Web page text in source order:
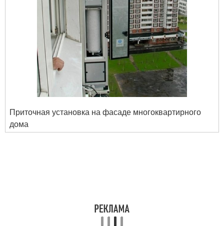
Приточная установка на фасаде многоквартирного
дома